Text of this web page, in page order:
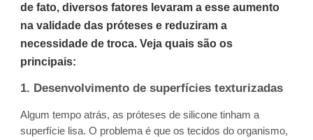
de fato, diversos fatores levaram a esse aumento
na validade das próteses e reduziram a
necessidade de troca. Veja quais são os
principais:
1. Desenvolvimento de superfícies texturizadas
Algum tempo atrás, as próteses de silicone tinham a
superfície lisa. O problema é que os tecidos do organismo,